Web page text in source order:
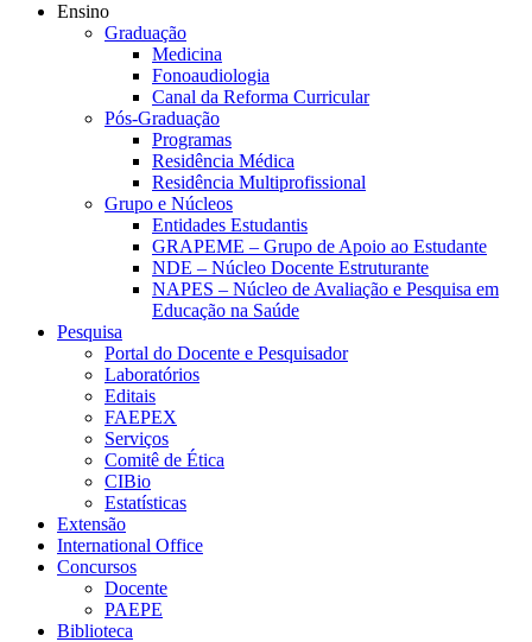
Ensino
Graduação
Medicina
Fonoaudiologia
Canal da Reforma Curricular
Pós-Graduação
Programas
Residência Médica
Residência Multiprofissional
Grupo e Núcleos
Entidades Estudantis
GRAPEME – Grupo de Apoio ao Estudante
NDE – Núcleo Docente Estruturante
NAPES – Núcleo de Avaliação e Pesquisa em
Educação na Saúde
Pesquisa
Portal do Docente e Pesquisador
Laboratórios
Editais
FAEPEX
Serviços
Comitê de Ética
CIBio
Estatísticas
Extensão
International Office
Concursos
Docente
PAEPE
Biblioteca